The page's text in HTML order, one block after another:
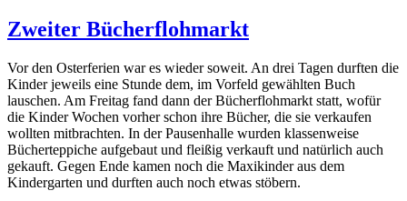
Zweiter Bücherflohmarkt
Vor den Osterferien war es wieder soweit. An drei Tagen durften die
Kinder jeweils eine Stunde dem, im Vorfeld gewählten Buch
lauschen. Am Freitag fand dann der Bücherflohmarkt statt, wofür
die Kinder Wochen vorher schon ihre Bücher, die sie verkaufen
wollten mitbrachten. In der Pausenhalle wurden klassenweise
Bücherteppiche aufgebaut und fleißig verkauft und natürlich auch
gekauft. Gegen Ende kamen noch die Maxikinder aus dem
Kindergarten und durften auch noch etwas stöbern.